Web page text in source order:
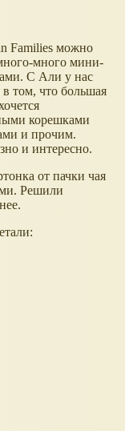
Families можно
много мини-
С Али у нас
том, что большая
корешками
и прочим.
и интересно.
от пачки чая
Решили